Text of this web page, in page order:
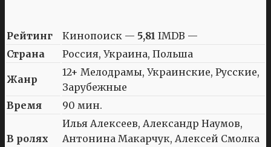
Рейтинг Кинопоиск — 5,81 IMDB —
Страна
Россия, Украина, Польша
Жанр
12+ Мелодрамы, Украинские, Русские,
Зарубежные
Время
90 мин.
В ролях
Илья Алексеев, Александр Наумов,
Антонина Макарчук, Алексей Смолка